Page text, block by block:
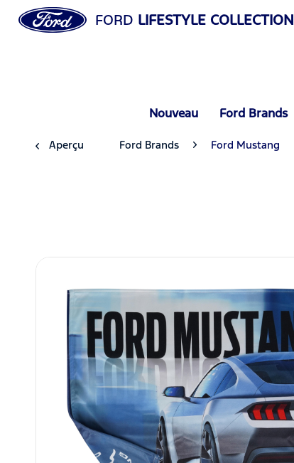
FORD LIFESTYLE COLLECTION
Nouveau Ford Brands
Aperçu Ford Brands Ford Mustang